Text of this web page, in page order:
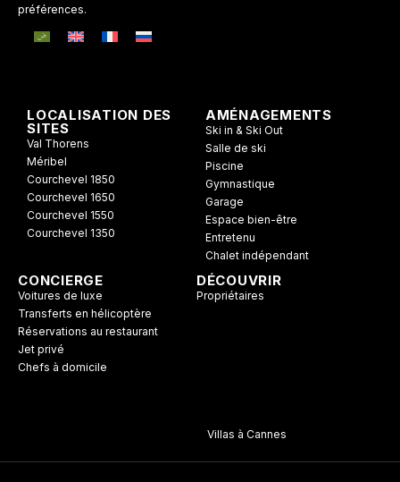
préférences.
LOCALISATION DES
SITES
Val Thorens
Méribel
Courchevel 1850
Courchevel 1650
Courchevel 1550
Courchevel 1350
AMÉNAGEMENTS
Ski in & Ski Out
Salle de ski
Piscine
Gymnastique
Garage
Espace bien-être
Entretenu
Chalet indépendant
CONCIERGE
Voitures de luxe
Transferts en hélicoptère
Réservations au restaurant
Jet privé
Chefs à domicile
DÉCOUVRIR
Propriétaires